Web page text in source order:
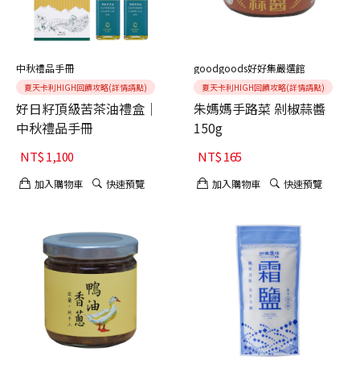
中秋禮品手冊
夏天卡利HIGH回饋攻略(詳情請點)
好日籽頂級苦茶油禮盒｜
中秋禮品手冊
NT$1,100
加入購物車 快速預覽
goodgoods好好集嚴選館
夏天卡利HIGH回饋攻略(詳情請點)
朱媽媽手路菜 剁椒蒜醬
150g
NT$165
加入購物車 快速預覽